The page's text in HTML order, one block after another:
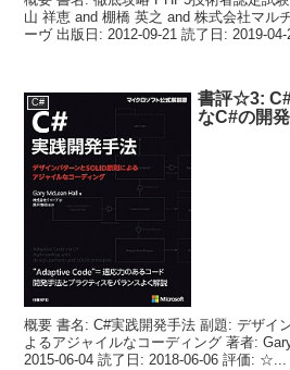
山 祥恵 and 棚橋 英之 and 株式会社マル
ーヴ 出版日: 2012-09-21 読了日: 2019-04-
C#
書評☆3:
なC#の開
概要 書名: C#実践開発手法 副題: デザイ
よるアジャイルなコーディング 著者:
2015-06-04 読了日: 2018-06-06 評価: ☆...